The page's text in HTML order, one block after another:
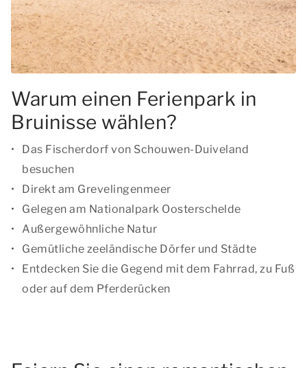
Warum einen Ferienpark in
Bruinisse wählen?
Das Fischerdorf von Schouwen-Duiveland
besuchen
Direkt am Grevelingenmeer
Gelegen am Nationalpark Oosterschelde
Außergewöhnliche Natur
Gemütliche zeeländische Dörfer und Städte
Entdecken Sie die Gegend mit dem Fahrrad, zu Fuß
oder auf dem Pferderücken